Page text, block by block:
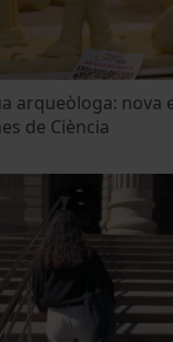
arqueòloga: nova
de Ciència